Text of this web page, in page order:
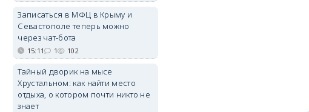
Записаться в МФЦ в Крыму и
Севастополе теперь можно
через чат-бота
15:11 1 102
Тайный дворик на мысе
Хрустальном: как найти место
отдыха, о котором почти никто не
знает